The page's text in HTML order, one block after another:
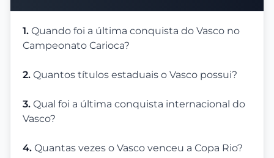
1. Quando foi a última conquista do Vasco no
Campeonato Carioca?
2. Quantos títulos estaduais o Vasco possui?
3. Qual foi a última conquista internacional do
Vasco?
4. Quantas vezes o Vasco venceu a Copa Rio?